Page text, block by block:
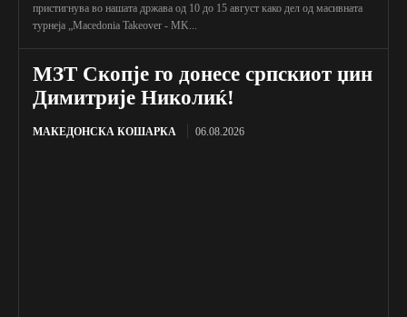
пристигнува во нашата држава од 10 до 15 август како дел од масивната
турнеја „Macedonia Takeover - MK...
МЗТ Скопје го донесе српскиот џин
Димитрије Николиќ!
МАКЕДОНСКА КОШАРКА 06.08.2026